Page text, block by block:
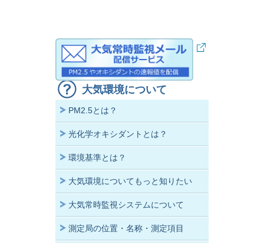
大気環境について
PM2.5とは？
光化学オキシダントとは？
環境基準とは？
大気環境についてもっと知りたい
大気常時監視システムについて
測定局の位置・名称・測定項目